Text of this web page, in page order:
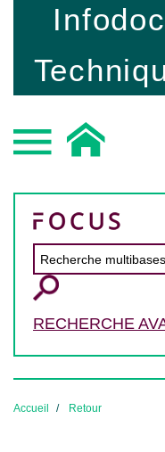
RECHERCHE
Accueil Retour